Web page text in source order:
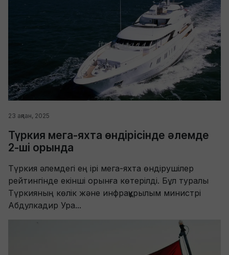
23 ақпан, 2025
Түркия мега-яхта өндірісінде әлемде
2-ші орында
Түркия әлемдегі ең ірі мега-яхта өндірушілер
рейтингінде екінші орынға көтерілді. Бұл туралы
Түркияның көлік және инфрақұрылым министрі
Абдулкадир Ура...